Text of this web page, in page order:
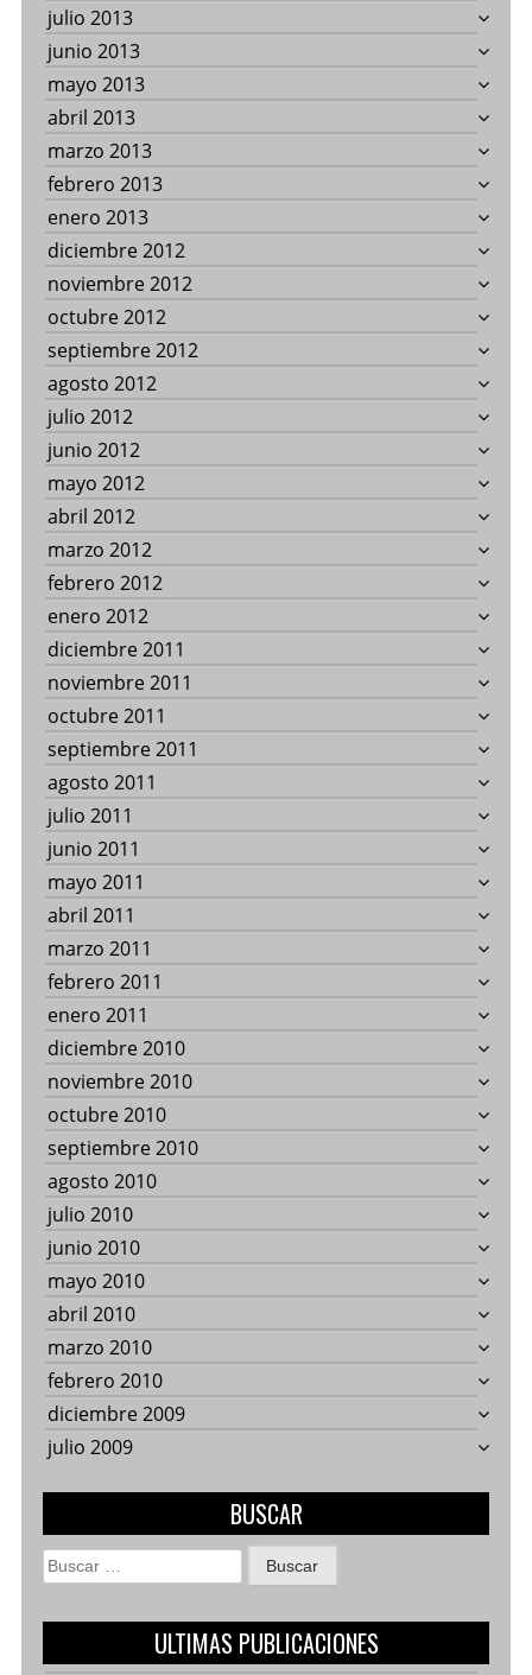
julio 2013
junio 2013
mayo 2013
abril 2013
marzo 2013
febrero 2013
enero 2013
diciembre 2012
noviembre 2012
octubre 2012
septiembre 2012
agosto 2012
julio 2012
junio 2012
mayo 2012
abril 2012
marzo 2012
febrero 2012
enero 2012
diciembre 2011
noviembre 2011
octubre 2011
septiembre 2011
agosto 2011
julio 2011
junio 2011
mayo 2011
abril 2011
marzo 2011
febrero 2011
enero 2011
diciembre 2010
noviembre 2010
octubre 2010
septiembre 2010
agosto 2010
julio 2010
junio 2010
mayo 2010
abril 2010
marzo 2010
febrero 2010
diciembre 2009
julio 2009
BUSCAR
Buscar:
ULTIMAS PUBLICACIONES